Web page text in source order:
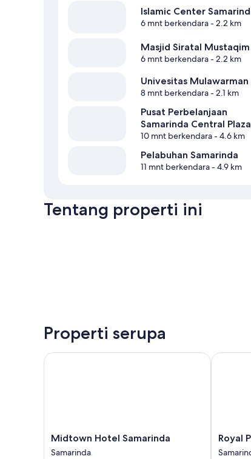
Islamic Center
6 mnt berkendara- 2.2 km
Masjid Siratal Mustaqim
6 mnt berkendara- 2.2 km
Univesitas Mulawarman
8 mnt berkendara- 2.1 km
Pusat Perbelanjaan
Samarinda Central Plaza
10 mnt berkendara- 4.6 km
Pelabuhan Samarinda
11 mnt berkendara- 4.9 km
Tentang properti ini
Properti serupa
Midtown
Hotel
Midtown Hotel Samarinda
Samarinda
Midtown Hotel Samarinda
Royal
Park
Royal
Royal